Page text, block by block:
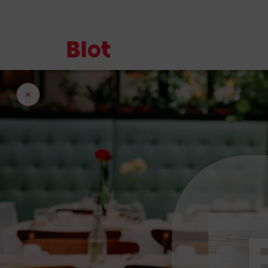
Fermer
l'onglet